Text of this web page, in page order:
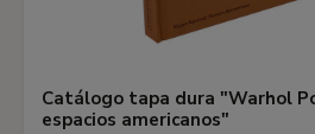
Catálogo tapa dura "Warhol
espacios americanos"